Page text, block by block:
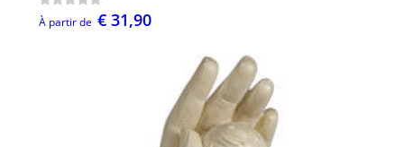
À partir de € 31,90